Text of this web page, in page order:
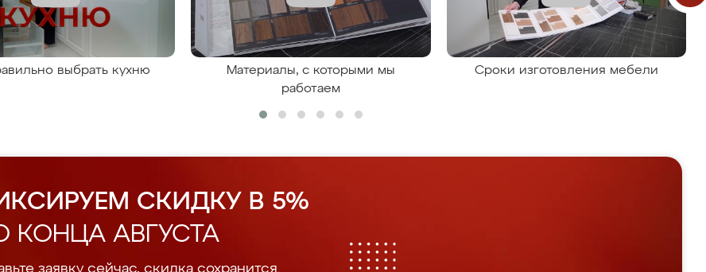
выбрать кухню
Материалы, с которыми мы
работаем
Сроки изготовления мебели
СКИДКУ В 5%
КОНЦА АВГУСТА
заявку сейчас, скидка сохранится.